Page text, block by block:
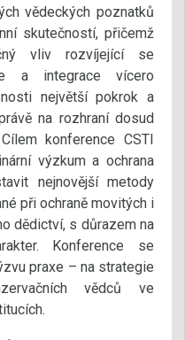
vědeckých poznatků
skutečností, přičemž
vliv rozvíjející se
a integrace vícero
největší pokrok a
na rozhraní dosud
konference CSTI
výzkum a ochrana
nejnovější metody
při ochraně movitých i
dědictví, s důrazem na
Konference se
praxe – na strategie
vědců ve